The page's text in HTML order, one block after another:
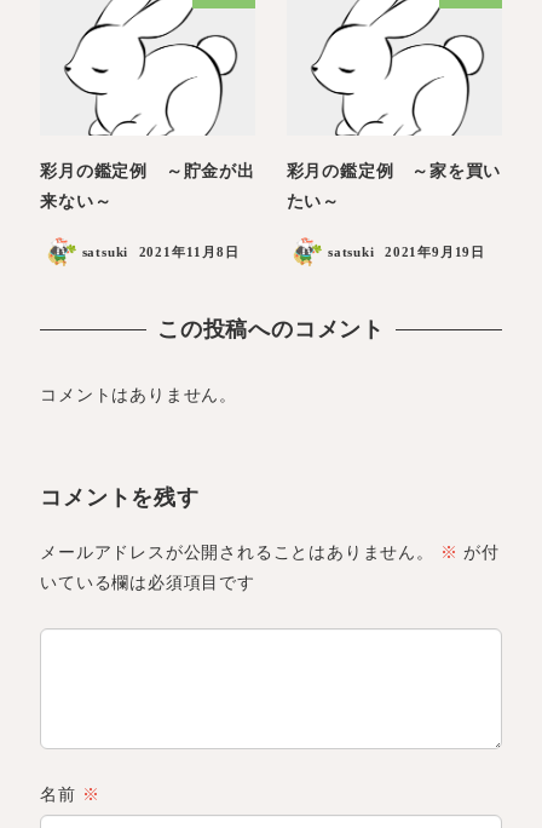
彩月の鑑定例 ～貯金が出
来ない～
satsuki 2021年11月8日
彩月の鑑定例 ～家を買い
たい～
satsuki 2021年9月19日
この投稿へのコメント
コメントはありません。
コメントを残す
メールアドレスが公開されることはありません。 ※ が付
いている欄は必須項目です
名前 ※